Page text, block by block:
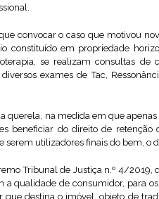
convocar o caso que motivou
constituído em propriedade
se realizam consultas de
exames de Tac,
querela, na medida em que
beneficiar do direito de
serem utilizadores finais do bem, o
Tribunal de Justiça n.º 4/
qualidade de consumidor, para
destina o imóvel, objeto de